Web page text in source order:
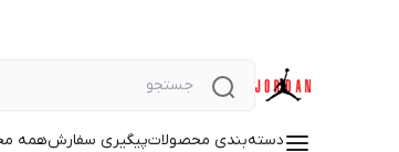
دسته‌بندی محصولاتپیگیری سفارشهمه